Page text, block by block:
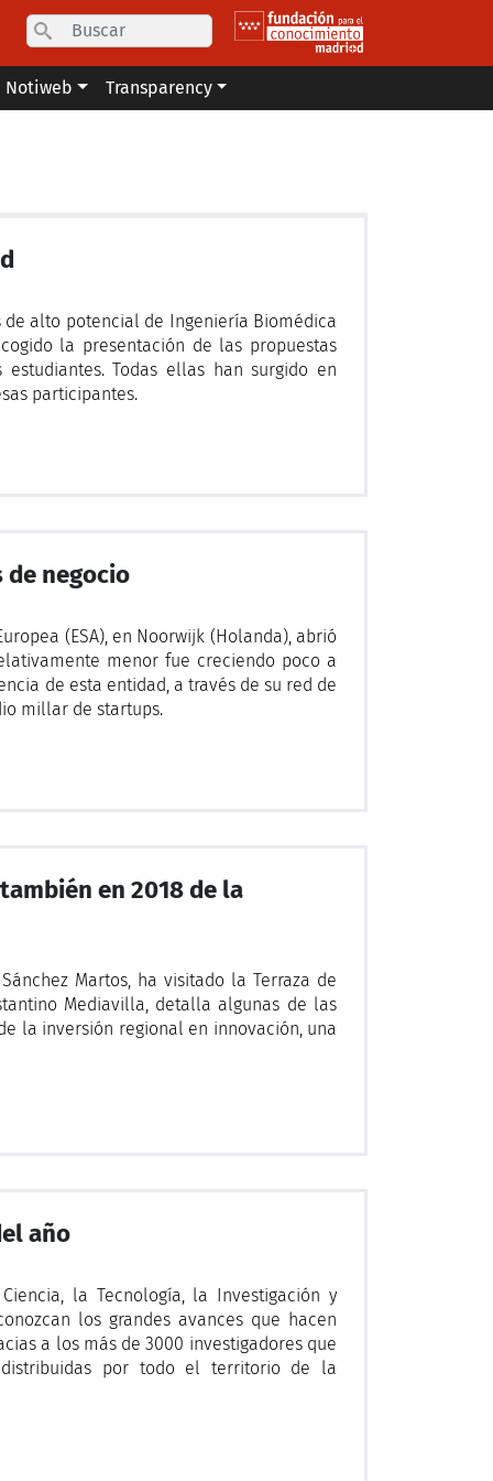
Search
Notiweb Transparency
alto potencial de Ingeniería Biomédica
la presentación de las propuestas
Todas ellas han surgido en
participantes.
de negocio
(ESA), en Noorwijk (Holanda), abrió
menor fue creciendo poco a
de esta entidad, a través de su red de
millar de startups.
en 2018 de la
Martos, ha visitado la Terraza de
Mediavilla, detalla algunas de las
la inversión regional en innovación, una
año
la Tecnología, la Investigación y
los grandes avances que hacen
a los más de 3000 investigadores que
por todo el territorio de la